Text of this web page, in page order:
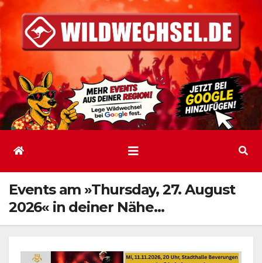
Inhalt
springen
Events am »Thursday, 27. August
2026« in deiner Nähe…